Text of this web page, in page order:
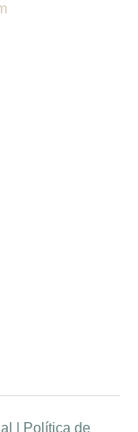
Política de